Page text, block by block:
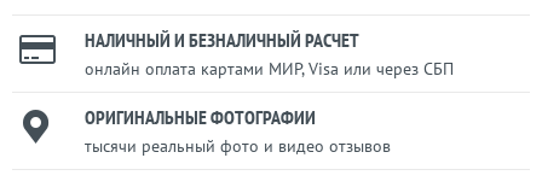
НАЛИЧНЫЙ И БЕЗНАЛИЧНЫЙ РАСЧЕТ
онлайн оплата картами МИР, Visa или через СБП
ОРИГИНАЛЬНЫЕ ФОТОГРАФИИ
тысячи реальный фото и видео отзывов